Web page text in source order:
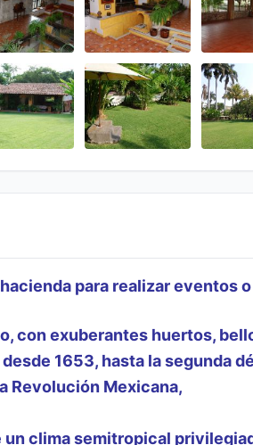
para realizar eventos
con exuberantes huertos,
1653, hasta la segunda
Revolución Mexicana,
un clima semitropical